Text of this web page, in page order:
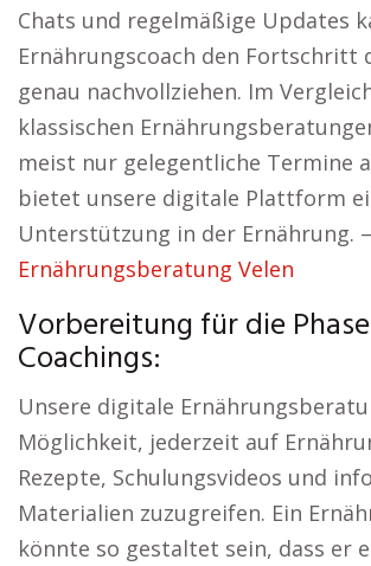
Chats und regelmäßige Updates
Ernährungscoach den Fortschritt
genau nachvollziehen. Im
klassischen
meist nur gelegentliche Termine
bietet unsere digitale Plattform
Unterstützung in der Ernährung. –
Ernährungsberatung Velen
Vorbereitung für die
Coachings:
Unsere digitale
Möglichkeit, jederzeit auf
Rezepte, Schulungsvideos und
Materialien zuzugreifen. Ein
könnte so gestaltet sein, dass er